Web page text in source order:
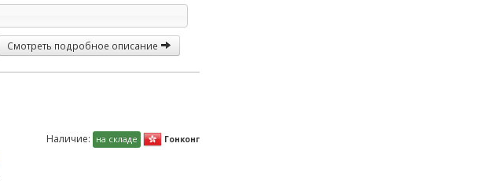
Смотреть подробное описание
Наличие: на складе Гонконг